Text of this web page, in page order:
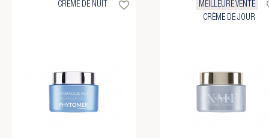
CRÈME DE NUIT favorite_border
MEILLEURE VENTE
CRÈME DE JOUR